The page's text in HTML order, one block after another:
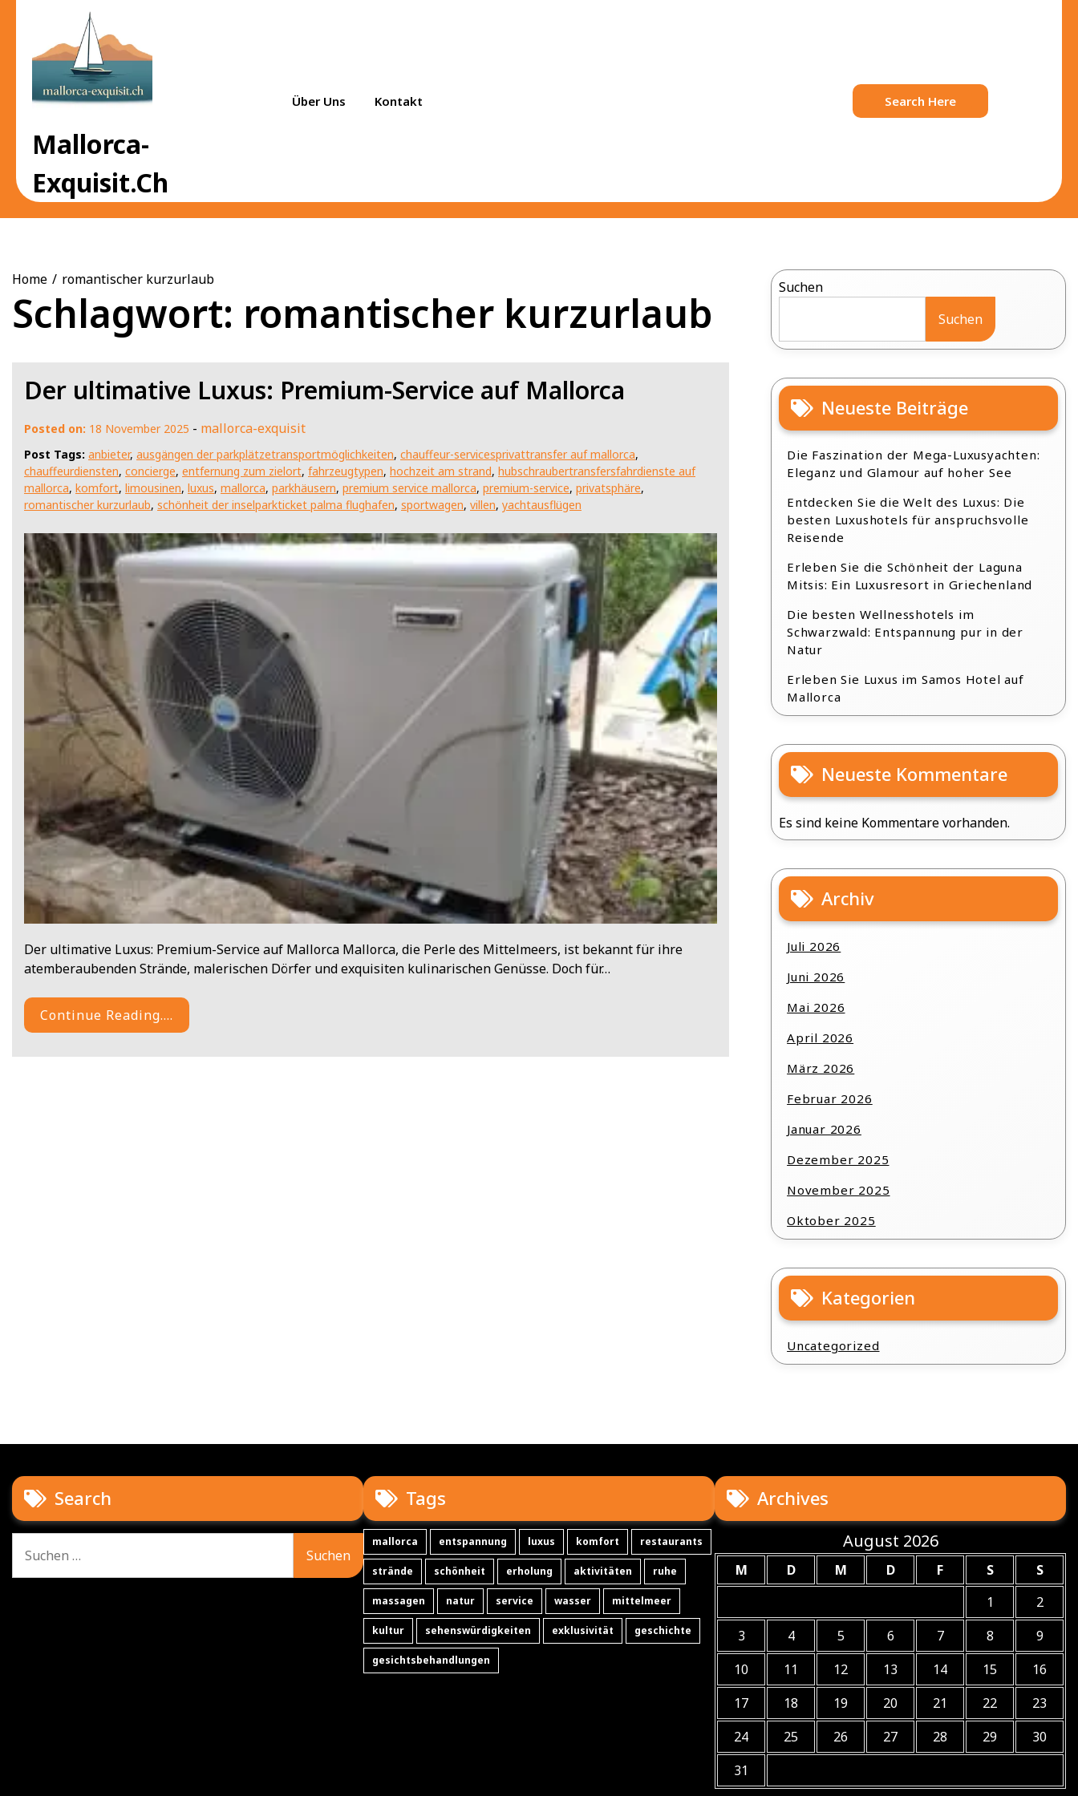
Mallorca-
Exquisit.ch
Über Uns Kontakt Search Here
Home romantischer kurzurlaub
Schlagwort: romantischer kurzurlaub
Der ultimative Luxus: Premium-Service auf Mallorca
Posted on: 18 November 2025 - mallorca-exquisit
Post Tags: anbieter, ausgängen der parkplätzetransportmöglichkeiten, chauffeur-servicesprivattransfer auf mallorca,
chauffeurdiensten, concierge, entfernung zum zielort, fahrzeugtypen, hochzeit am strand, hubschraubertransfersfahrdienste auf
mallorca, komfort, limousinen, luxus, mallorca, parkhäusern, premium service mallorca, premium-service, privatsphäre,
romantischer kurzurlaub, schönheit der inselparkticket palma flughafen, sportwagen, villen, yachtausflügen
Der ultimative Luxus: Premium-Service auf Mallorca Mallorca, die Perle des Mittelmeers, ist bekannt für ihre
atemberaubenden Strände, malerischen Dörfer und exquisiten kulinarischen Genüsse. Doch für…
Continue Reading....
Suchen
Suchen
Neueste Beiträge
Die Faszination der Mega-Luxusyachten:
Eleganz und Glamour auf hoher See
Entdecken Sie die Welt des Luxus: Die
besten Luxushotels für anspruchsvolle
Reisende
Erleben Sie die Schönheit der Laguna
Mitsis: Ein Luxusresort in Griechenland
Die besten Wellnesshotels im
Schwarzwald: Entspannung pur in der
Natur
Erleben Sie Luxus im Samos Hotel auf
Mallorca
Neueste Kommentare
Es sind keine Kommentare vorhanden.
Archiv
Juli 2026
Juni 2026
Mai 2026
April 2026
März 2026
Februar 2026
Januar 2026
Dezember 2025
November 2025
Oktober 2025
Kategorien
Uncategorized
Search
nach:
Tags
mallorca entspannung luxus komfort restaurants
strände schönheit erholung aktivitäten ruhe
massagen natur service wasser mittelmeer
kultur sehenswürdigkeiten exklusivität geschichte
gesichtsbehandlungen
Archives
August 2026
M D M D F S
S
1
2
3
4 5 6 7 8
9
10
11 12 13 14 15
16
17
18 19 20 21 22
23
24
25 26 27 28 29
30
31